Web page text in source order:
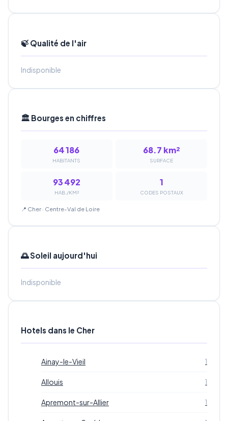
🍃 Qualité de l'air
Indisponible
🏛️ Bourges en chiffres
64 186
HABITANTS
68.7 km²
SURFACE
93 492
HAB./KM²
1
CODES POSTAUX
📍 Cher · Centre-Val de Loire
🌅 Soleil aujourd'hui
Indisponible
Hotels dans le Cher
Ainay-le-Vieil 1
Allouis 1
Apremont-sur-Allier 1